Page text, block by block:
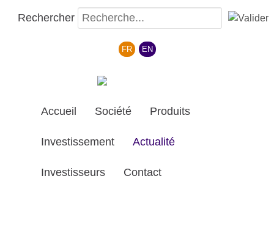
Rechercher
Sélectionnez votre langue
FR EN
Accueil Société Produits
Investissement Actualité
Investisseurs Contact